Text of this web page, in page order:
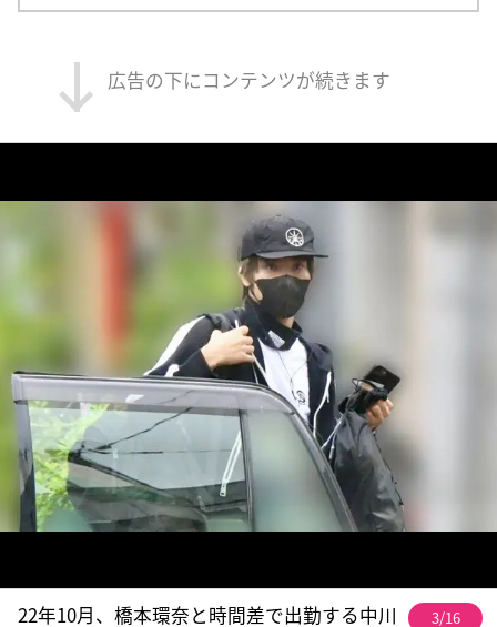
広告の下にコンテンツが続きます
22年10月、橋本環奈と時間差で出勤する中川
3/16